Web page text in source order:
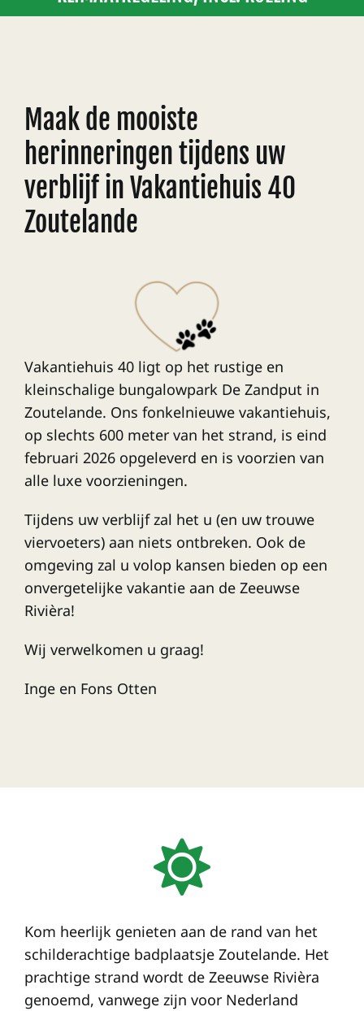
Maak de mooiste
herinneringen tijdens uw
verblijf in Vakantiehuis 40
Zoutelande
Vakantiehuis 40 ligt op het rustige en
kleinschalige bungalowpark De Zandput in
Zoutelande. Ons fonkelnieuwe vakantiehuis,
op slechts 600 meter van het strand, is eind
februari 2026 opgeleverd en is voorzien van
alle luxe voorzieningen.
Tijdens uw verblijf zal het u (en uw trouwe
viervoeters) aan niets ontbreken. Ook de
omgeving zal u volop kansen bieden op een
onvergetelijke vakantie aan de Zeeuwse
Rivièra!
Wij verwelkomen u graag!
Inge en Fons Otten
Kom heerlijk genieten aan de rand van het
schilderachtige badplaatsje Zoutelande. Het
prachtige strand wordt de Zeeuwse Rivièra
genoemd, vanwege zijn voor Nederland